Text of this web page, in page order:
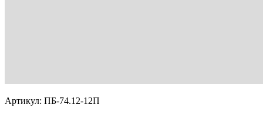
Артикул: ПБ-74.12-12П